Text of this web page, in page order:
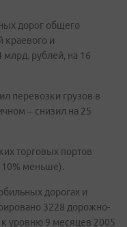
дорог общего
краевого и
млрд. рублей, на 16
перевозки грузов в
– снизил на 25
торговых портов
10% меньше).
дорогах и
3228 дорожно-
уровню 9 месяцев 2005